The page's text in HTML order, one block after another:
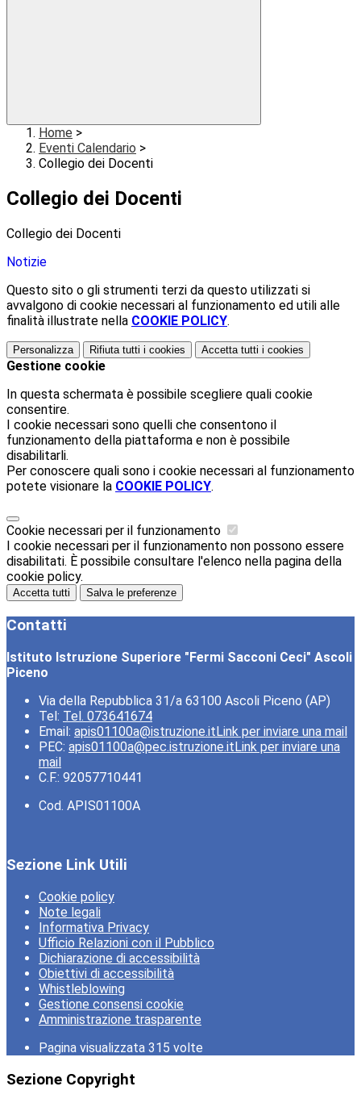
Home >
Eventi Calendario >
Collegio dei Docenti
Collegio dei Docenti
Collegio dei Docenti
Notizie
Questo sito o gli strumenti terzi da questo utilizzati si
avvalgono di cookie necessari al funzionamento ed utili alle
finalità illustrate nella COOKIE POLICY.
Personalizza Rifiuta tutti i cookies Accetta tutti i cookies
Gestione cookie
In questa schermata è possibile scegliere quali cookie
consentire.
I cookie necessari sono quelli che consentono il
funzionamento della piattaforma e non è possibile
disabilitarli.
Per conoscere quali sono i cookie necessari al funzionamento
potete visionare la COOKIE POLICY.
Cookie necessari per il funzionamento
I cookie necessari per il funzionamento non possono essere
disabilitati. È possibile consultare l'elenco nella pagina della
cookie policy.
Accetta tutti Salva le preferenze
Contatti
Istituto Istruzione Superiore "Fermi Sacconi Ceci" Ascoli
Piceno
Via della Repubblica 31/a 63100 Ascoli Piceno (AP)
Tel: Tel. 073641674
Email: apis01100a@istruzione.itLink per inviare una mail
PEC: apis01100a@pec.istruzione.itLink per inviare una
mail
C.F.: 92057710441
Cod. APIS01100A
Sezione Link Utili
Cookie policy
Note legali
Informativa Privacy
Ufficio Relazioni con il Pubblico
Dichiarazione di accessibilità
Obiettivi di accessibilità
Whistleblowing
Gestione consensi cookie
Amministrazione trasparente
Pagina visualizzata 315 volte
Sezione Copyright